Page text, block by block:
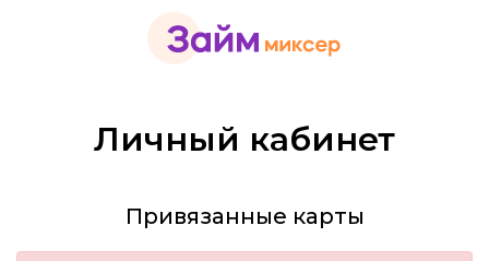
Личный кабинет
Привязанные карты